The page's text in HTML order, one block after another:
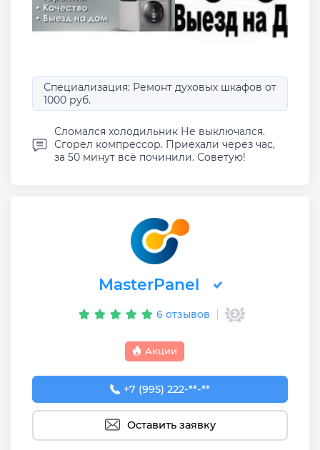
Специализация: Ремонт духовых шкафов от
1000 руб.
Сломался холодильник Не выключался.
Сгорел компрессор. Приехали через час,
за 50 минут всё починили. Советую!
MasterPanel
6 отзывов
Акции
+7 (995) 222-86-19
+7 (995) 222-**-**
Оставить заявку